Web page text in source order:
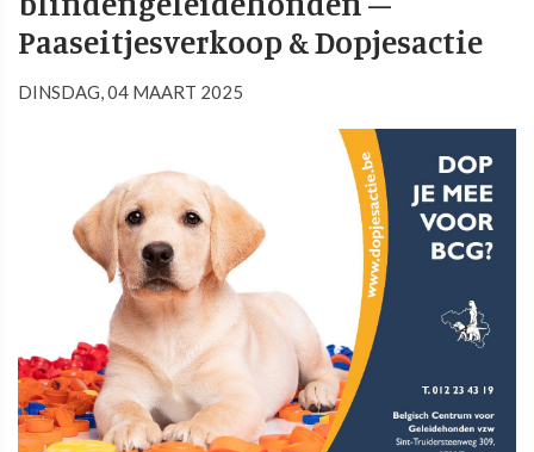
Paaseitjesverkoop & Dopjesactie
DINSDAG, 04 MAART 2025